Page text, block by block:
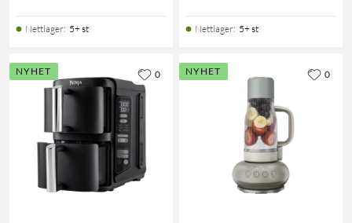
Nettlager: 5+ st Nettlager: 5+ st
NYHET 0 NYHET 0